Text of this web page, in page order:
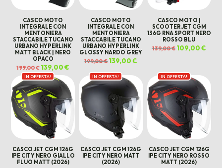
CASCO MOTO
INTEGRALE CON
MENTONIERA
STACCABILE TUCANO
URBANO HYPERLINK
MATT BLACK | NERO
OPACO
199,00€Il
prezzo
originale
era:
199,00 €.
139,00€
prezzo
attuale
è:
139,00 €.
CASCO MOTO
INTEGRALE CON
MENTONIERA
STACCABILE TUCANO
URBANO HYPERLINK
GLOSSY NARDO GREY
199,00€Il
prezzo
era:
199,00 €.
139,00€
139,00 €.
CASCO MOTO |
SCOOTER JET CGM
136G RNA SPORT NERO
ROSSO BLU
139,00€ Il
prezzo
109,00€Il
IN OFFERTA!
CASCO JET CGM 126G
IPE CITY NERO GIALLO
FLUO MATT (2026)
IN OFFERTA!
CASCO JET CGM 126G
IPE CITY NERO MATT
(2026)
IN OFFERTA!
CASCO JET CGM 126G
IPE CITY NERO ROSSO
MATT (2026)